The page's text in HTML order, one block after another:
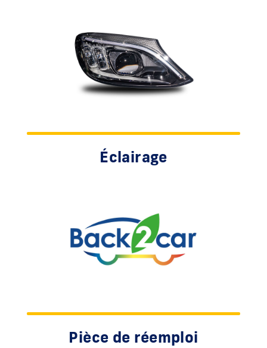
Éclairage
Pièce de réemploi